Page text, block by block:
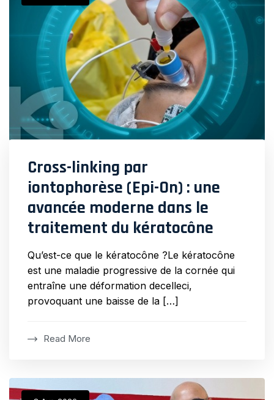
Cross-linking par
iontophorèse (Epi-On) : une
avancée moderne dans le
traitement du kératocône
Qu’est-ce que le kératocône ?Le kératocône
est une maladie progressive de la cornée qui
entraîne une déformation decelleci,
provoquant une baisse de la […]
Read More